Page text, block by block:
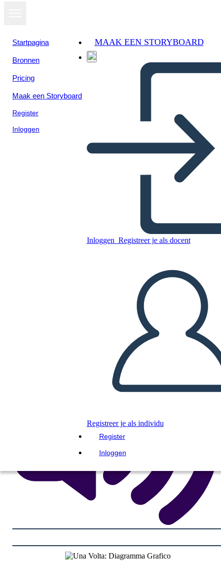
Startpagina
Bronnen
Pricing
Maak een Storyboard
Register
Inloggen
MAAK EEN STORYBOARD
Inloggen Registreer je als docent
Registreer je als individu
Register
Inloggen
Una Volta: Diagramma
Grafico
Kopieer dit Storyboard
MAAK EEN STORYBOARD
DIAVOORSTELLING AFSPELEN
LEES MIJ VOOR